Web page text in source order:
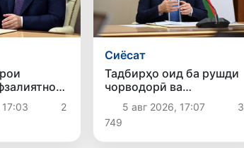
2
Сиёсат
Тадбирҳо оид ба рушди
чорводорӣ ва
паррандапарварӣ
баррасӣ шуданд
5 авг 2026, 17:07
3
749